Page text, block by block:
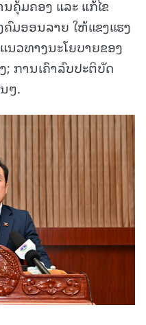
ຄຸ້ມຄອງ ແລະ ແກ້ໄຂ
ມອອນລາຍ ໃຫ້ແຂງແຮງ
ນວທາງນະໂຍບາຍຂອງ
ການເຄົາລົບປະຕິບັດ
ໆ.